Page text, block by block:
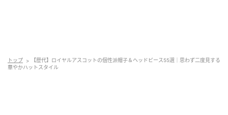
トップ
【歴代】ロイヤルアスコットの個性派帽子＆ヘッドピース55選｜思わず二度見する
華やかハットスタイル